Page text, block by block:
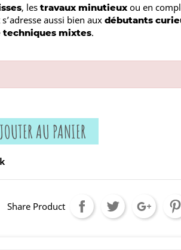
, lestravaux minutieux ou en
s’adresse aussi bien auxdébutants
techniques mixtes.
AU PANIER
Share Product